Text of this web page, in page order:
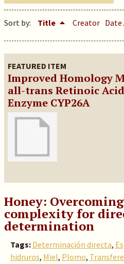
Sort by: Title Creator Date
FEATURED ITEM
Improved Homology
all-trans Retinoic
Enzyme CYP26A
Honey:
complexity for
determination
Tags: Determinación directa,
hidruros, Miel, Plomo,